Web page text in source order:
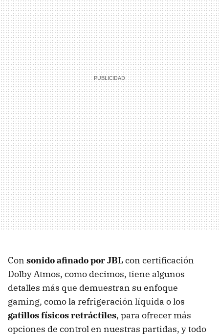
Con sonido afinado por JBLcon certificación
Dolby Atmos, como decimos, tiene algunos
detalles más que demuestran su enfoque
gaming, como la refrigeración líquida o los
gatillos físicos retráctiles, para ofrecer más
opciones de control en nuestras partidas, y todo